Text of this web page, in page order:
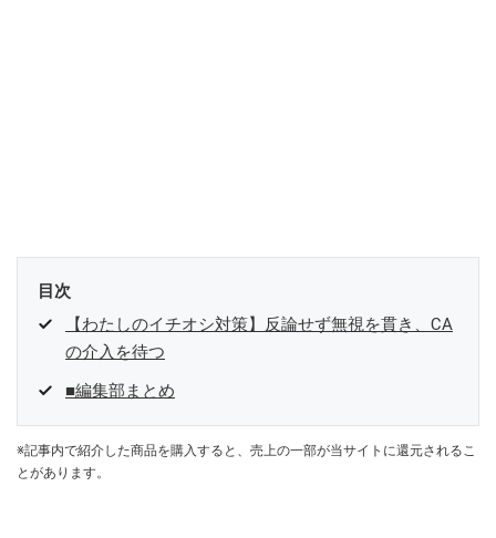
目次
【わたしのイチオシ対策】反論せず無視を貫き、CA
の介入を待つ
■編集部まとめ
※記事内で紹介した商品を購入すると、売上の一部が当サイトに還元されるこ
とがあります。